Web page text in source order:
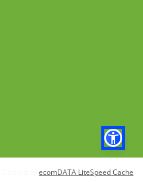
ecomDATA LiteSpeed Cache